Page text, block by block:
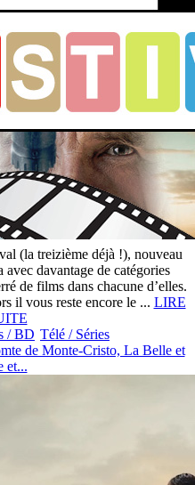
(la treizième déjà !), nouveau
davantage de catégories
de films dans chacune d’elles.
il vous reste encore le ... LIRE
/ BD Télé / Séries
de Monte-Cristo, La Belle et
et...